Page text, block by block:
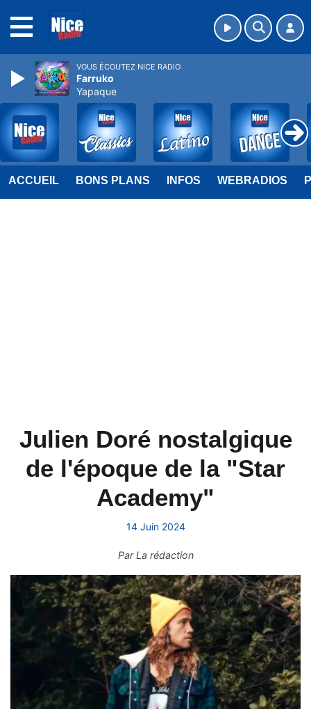
ACCUEIL BONS PLANS INFOS WEBRADIOS
Julien Doré nostalgique
de l'époque de la "Star
Academy"
14 Juin 2024
ParLa rédaction
VOUS ÉCOUTEZ NICE RADIO
Farruko
Yapaque